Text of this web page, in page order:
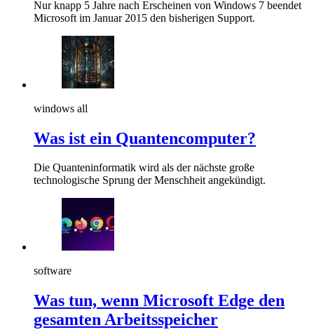
Nur knapp 5 Jahre nach Erscheinen von Windows 7 beendet
Microsoft im Januar 2015 den bisherigen Support.
windows all
Was ist ein Quantencomputer?
Die Quanteninformatik wird als der nächste große
technologische Sprung der Menschheit angekündigt.
software
Was tun, wenn Microsoft Edge den
gesamten Arbeitsspeicher